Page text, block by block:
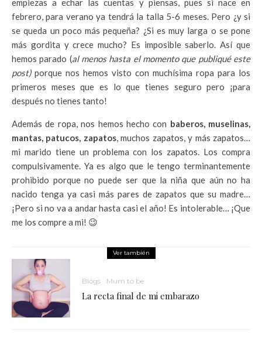
empiezas a echar las cuentas y piensas, pues si nace en
febrero, para verano ya tendrá la talla 5-6 meses. Pero ¿y si
se queda un poco más pequeña? ¿Si es muy larga o se pone
más gordita y crece mucho? Es imposible saberlo. Así que
hemos parado (al menos hasta el momento que publiqué este
post) porque nos hemos visto con muchísima ropa para los
primeros meses que es lo que tienes seguro pero ¡para
después no tienes tanto!
Además de ropa, nos hemos hecho con baberos, muselinas,
mantas, patucos, zapatos, muchos zapatos, y más zapatos…
mi marido tiene un problema con los zapatos. Los compra
compulsivamente. Ya es algo que le tengo terminantemente
prohibido porque no puede ser que la niña que aún no ha
nacido tenga ya casi más pares de zapatos que su madre…
¡Pero si no va a andar hasta casi el año! Es intolerable… ¡Que
me los compre a mi! 😉
Ver también
Blogs Mum to be
La recta final de mi embarazo